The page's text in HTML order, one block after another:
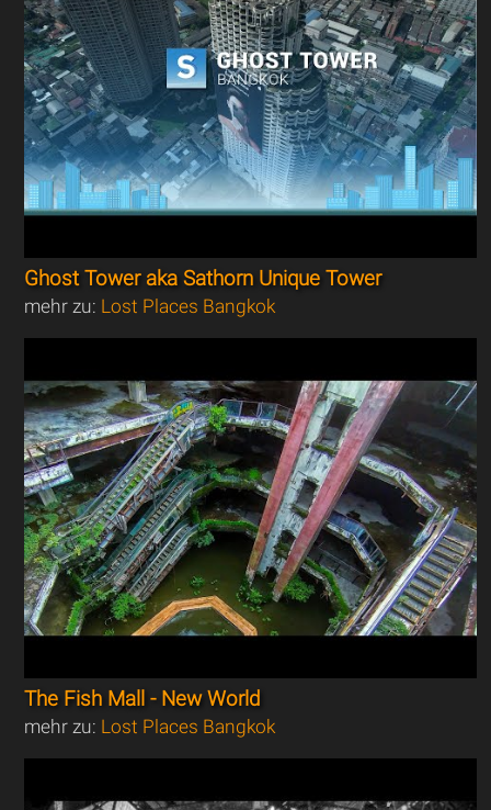
Ghost Tower aka Sathorn Unique Tower
mehr zu: Lost Places Bangkok
The Fish Mall - New World
mehr zu: Lost Places Bangkok